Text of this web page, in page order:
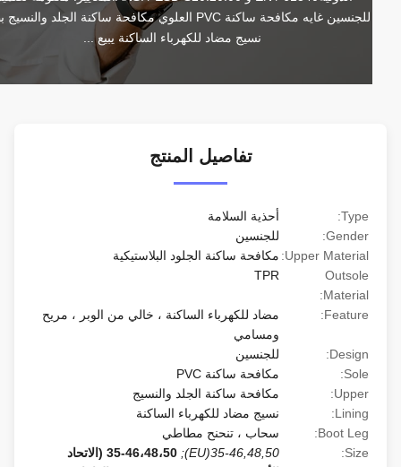
للجنسين غايه مكافحة ساكنة PVC العلوي مكافحة ساكنة الجلد والنسيج بطانة
نسيج مضاد للكهرباء الساكنة يبيع ...
تفاصيل المنتج
أحذية السلامة
Gender:
للجنسين
Upper Material: مكافحة ساكنة الجلود البلاستيكية
Outsole
Material:
Feature:
مضاد للكهرباء الساكنة ، خالي من الوبر ، مريح
ومسامي
Design:
للجنسين
مكافحة ساكنة PVC
Upper:
مكافحة ساكنة الجلد والنسيج
Lining:
نسيج مضاد للكهرباء الساكنة
Boot Leg:
سحاب ، تنحنح مطاطي
35-46,48,50(EU);
35-46،48،50 (الاتحاد